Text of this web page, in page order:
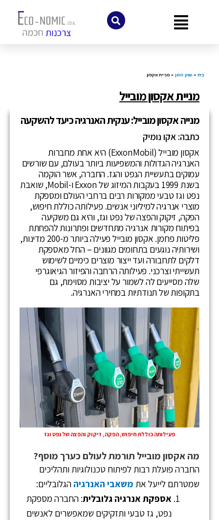
בית » שוק ההון » מניית אקסון
מניית אקסון מובייל
מנייה אקסון מובייל: ענקית האנרגיה כיעד להשקעה
כתבה: אקו נומיק
אקסון מובייל (ExxonMobil) היא אחת מחברות
האנרגיה הגדולות והמשפיעות ביותר בעולם, עם שורשים
עמוקים בתעשיית הנפט והגז. החברה, אשר הוקמה
בשנת 1999 בעקבות המיזוג של Exxon ו-Mobil, שואבת
נפט וגז טבעי ממקורות רבים ברחבי העולם ומספקת
מוצרי אנרגיה למיליוני אנשים. פעילותה כוללת חיפוש,
הפקה, זיקוק והפצה של נפט וגז, והיא גם משקיעה
בפיתוח מקורות אנרגיה מתחדשים ופתרונות להפחתת
פליטות פחמן. אקסון מובייל פעילה ביותר מ-200 מדינות,
ושירותיה נוגעים בתחומים מגוונים – החל מאספקת
דלקים לתחבורה ועד ייצור מוצרים כימיים לשימוש
תעשייתי וצרכני. פעילותה הרחבה והפיזור הגיאוגרפי
שלה מסייעים לה לשמור על יציבות מסוימת, גם
בתקופות של תנודתיות במחירי האנרגיה.
פעילותה כוללת חיפוש, הפקה, זיקוק והפצה של נפט וגז
מה אקסון מובייל תורמת לעולם כערך מוסף?
החברה פועלת רבות לפיתוח טכנולוגיות ותהליכים
שמטרתם לייעל את משאבי האנרגיה הגלובליים:
אספקת אנרגיה גלובלית: החברה מספקת
נפט, גז טבעי ותזקיקים שמאפשרים לאנשים